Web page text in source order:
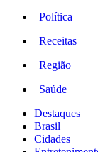
Política
Receitas
Região
Saúde
Destaques
Brasil
Cidades